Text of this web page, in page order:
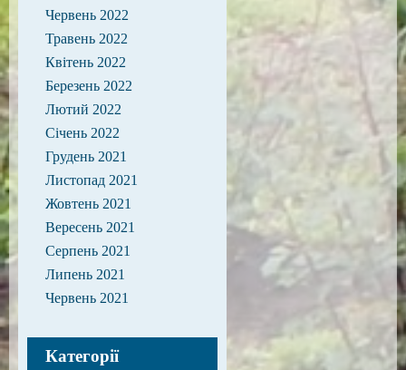
Червень 2022
Травень 2022
Квітень 2022
Березень 2022
Лютий 2022
Січень 2022
Грудень 2021
Листопад 2021
Жовтень 2021
Вересень 2021
Серпень 2021
Липень 2021
Червень 2021
Категорії